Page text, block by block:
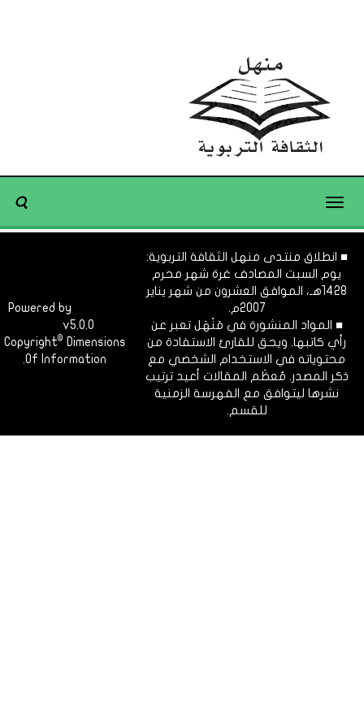
Toggle
■ انطلاق منتدى منهل الثقافة التربوية:
يوم السبت المصادف غرة شهر محرم
1428هـ، الموافق العشرون من شهر يناير
2007م.
■ المواد المنشورة في مَنْهَل تعبر عن
رأي كاتبها. ويحق للقارئ الاستفادة من
محتوياته في الاستخدام الشخصي مع
ذكر المصدر. مُعظَم المقالات أعيد ترتيب
نشرها ليتوافق مع الفهرسة الزمنية
للقسم.
Powered by
v5.0.0
Copyright©
Dimensions
Of Information.